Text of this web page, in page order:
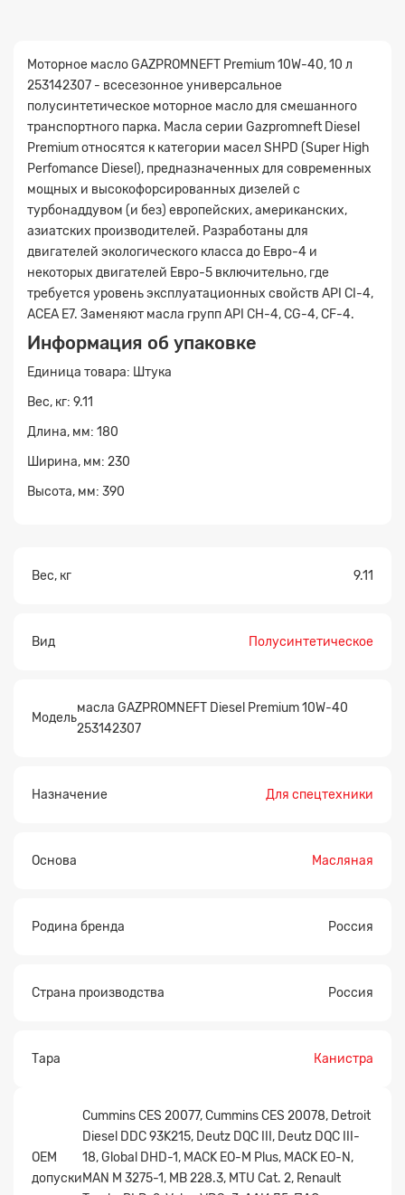
Моторное масло GAZPROMNEFT Premium 10W-40, 10 л
253142307 - всесезонное универсальное
полусинтетическое моторное масло для смешанного
транспортного парка. Масла серии Gazpromneft Diesel
Premium относятся к категории масел SHPD (Super High
Perfomance Diesel), предназначенных для современных
мощных и высокофорсированных дизелей с
турбонаддувом (и без) европейских, американских,
азиатских производителей. Разработаны для
двигателей экологического класса до Евро-4 и
некоторых двигателей Евро-5 включительно, где
требуется уровень эксплуатационных свойств API CI-4,
ACEA E7. Заменяют масла групп API CH-4, CG-4, CF-4.
Информация об упаковке
Единица товара: Штука
Вес, кг: 9.11
Длина, мм: 180
Ширина, мм: 230
Высота, мм: 390
Вес, кг 9.11
Вид Полусинтетическое
Модель
масла GAZPROMNEFT Diesel Premium 10W-40
253142307
Назначение Для спецтехники
Основа Масляная
Родина бренда Россия
Страна производства Россия
Тара Канистра
OEM
допуски
Cummins CES 20077, Cummins CES 20078, Detroit
Diesel DDC 93K215, Deutz DQC III, Deutz DQC III-
18, Global DHD-1, MACK EO-M Plus, MACK EO-N,
MAN M 3275-1, MB 228.3, MTU Cat. 2, Renault
Заявка на расчет
Прикрепите